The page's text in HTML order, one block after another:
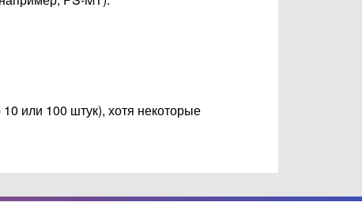
или 100 штук), хотя некоторые